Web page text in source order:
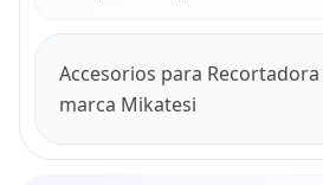
Accesorios para
marca Mikatesi